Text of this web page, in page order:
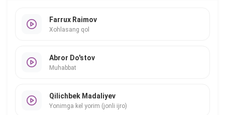
Farrux Raimov
Xohlasang qol
Abror Do'stov
Muhabbat
Qilichbek Madaliyev
Yonimga kel yorim (jonli ijro)